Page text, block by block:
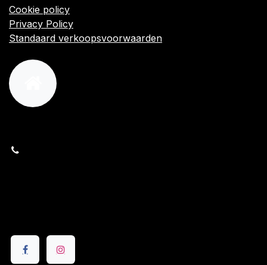
Cookie policy
Privacy Policy
Standaard verkoopsvoorwaarden